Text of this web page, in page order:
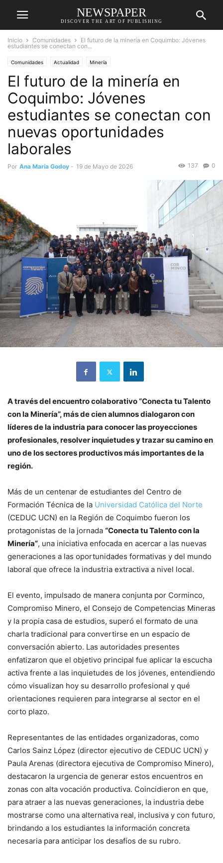
NEWSPAPER
DISCOVER THE ART OF PUBLISHING
Inicio Comunidades
El futuro de la minería en Coquimbo: Jóvenes
estudiantes se conectan con...
Comunidades Actualidad Minería
El futuro de la minería en
Coquimbo: Jóvenes
estudiantes se conectan con
nuevas oportunidades
laborales
Por Ana María Godoy - 19 de Mayo de 2026 0
137
A través del encuentro colaborativo “Conecta tu Talento
con la Minería”, más de cien alumnos dialogaron con
líderes de la industria para conocer las proyecciones
profesionales, resolver inquietudes y trazar su camino en
uno de los sectores productivos más importantes de la
región.
Más de un centenar de estudiantes del Centro de
Formación Técnica de la Universidad Católica del Norte
(CEDUC UCN) en la Región de Coquimbo fueron los
protagonistas de la jornada “Conecta tu Talento con la
Minería”, una iniciativa enfocada en acercar a las nuevas
generaciones a las oportunidades formativas y del mundo
laboral que ofrece la industria extractiva a nivel local.
El evento, impulsado de manera conjunta por Corminco,
Compromiso Minero, el Consejo de Competencias Mineras
y la propia casa de estudios, superó el formato de una
charla tradicional para convertirse en un espacio de
conversación abierto. Las autoridades presentes
enfatizaron que el objetivo principal fue aplicar la escucha
activa frente a las inquietudes de los jóvenes, entendiendo
cómo visualizan hoy su desarrollo profesional y qué
orientaciones requieren para integrarse al sector en el
corto plazo.
Representantes de las entidades organizadoras, como
Carlos Sainz López (director ejecutivo de CEDUC UCN) y
Paula Arenas (directora ejecutiva de Compromiso Minero),
destacaron la urgencia de generar estos encuentros en
zonas con alta vocación productiva. Coincidieron en que,
para atraer a las nuevas generaciones, la industria debe
mostrarse como una alternativa real, inclusiva y con futuro,
brindando a los estudiantes la información concreta
necesaria para anticipar los desafíos de su rubro.